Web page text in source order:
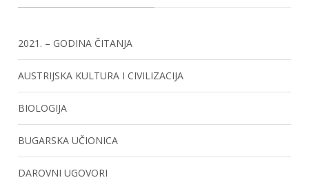
2021. – GODINA ČITANJA
AUSTRIJSKA KULTURA I CIVILIZACIJA
BIOLOGIJA
BUGARSKA UČIONICA
DAROVNI UGOVORI